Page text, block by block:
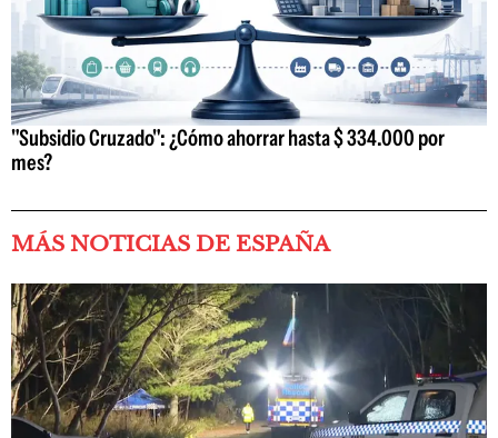
"Subsidio Cruzado": ¿Cómo ahorrar hasta $ 334.000 por
mes?
MÁS NOTICIAS DE ESPAÑA